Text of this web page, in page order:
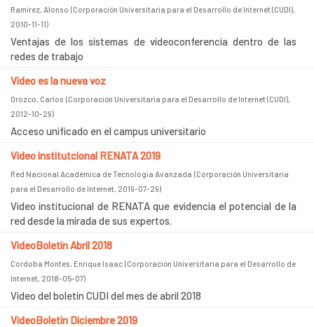
Ramírez, Alonso (Corporación Universitaria para el Desarrollo de Internet (CUDI),
2010-11-11)
Ventajas de los sistemas de videoconferencia dentro de las
redes de trabajo
Video es la nueva voz
Orozco, Carlos (Corporación Universitaria para el Desarrollo de Internet (CUDI),
2012-10-29)
Acceso unificado en el campus universitario
Video institutcional RENATA 2019
Red Nacional Académica de Tecnología Avanzada (Corporación Universitaria
para el Desarrollo de Internet, 2019-07-29)
Video institucional de RENATA que evidencia el potencial de la
red desde la mirada de sus expertos.
VideoBoletín Abril 2018
Cordoba Montes, Enrique Isaac (Corporación Universitaria para el Desarrollo de
Internet, 2018-05-07)
Video del boletín CUDI del mes de abril 2018
VideoBoletín Diciembre 2019